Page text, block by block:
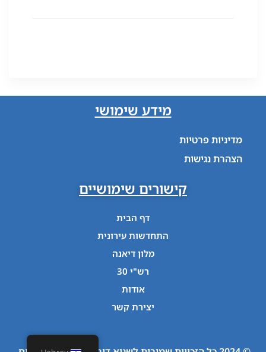
מידע שימושי
מדיניות פרטיות
הצהרת נגישות
קישורים שימושיים
דף הבית
התחדשות עירונית
מלון דיאנה
רש"י 30
אודות
יצירת קשר